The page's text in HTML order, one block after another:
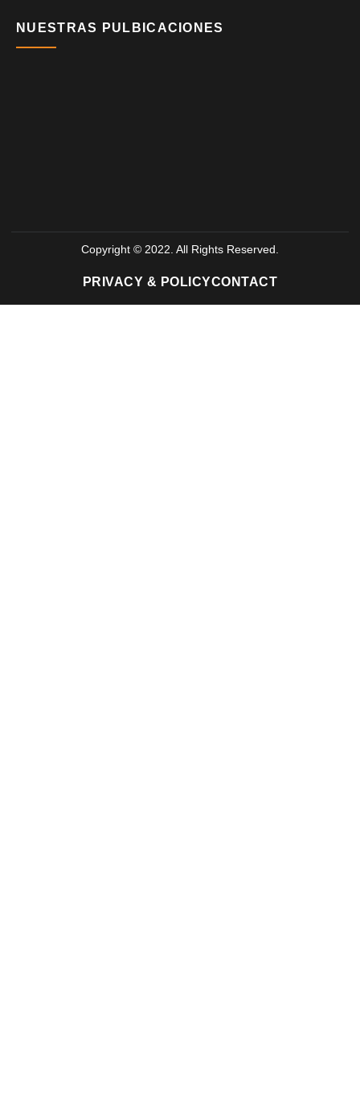
NUESTRAS PULBICACIONES
Copyright © 2022. All Rights Reserved.
PRIVACY & POLICYCONTACT